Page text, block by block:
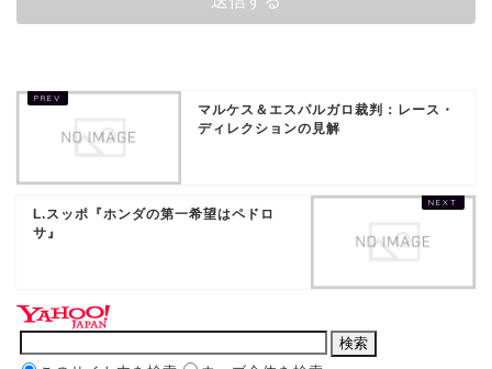
マルケス＆エスパルガロ裁判：レース・
ディレクションの見解
L.スッポ『ホンダの第一希望はペドロ
サ』